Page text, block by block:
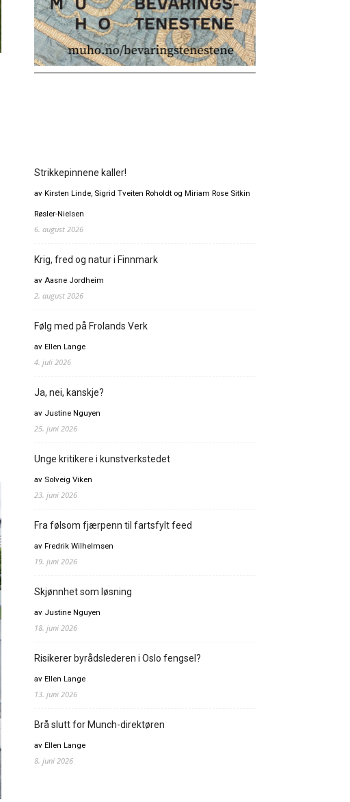
Strikkepinnene kaller!
av Kirsten Linde, Sigrid Tveiten Roholdt og Miriam Rose Sitkin
Røsler-Nielsen
6. august 2026
Krig, fred og natur i Finnmark
av Aasne Jordheim
2. august 2026
Følg med på Frolands Verk
av Ellen Lange
4. juli 2026
Ja, nei, kanskje?
av Justine Nguyen
25. juni 2026
Unge kritikere i kunstverkstedet
av Solveig Viken
23. juni 2026
Fra følsom fjærpenn til fartsfylt feed
av Fredrik Wilhelmsen
19. juni 2026
Skjønnhet som løsning
av Justine Nguyen
18. juni 2026
Risikerer byrådslederen i Oslo fengsel?
av Ellen Lange
13. juni 2026
Brå slutt for Munch-direktøren
av Ellen Lange
8. juni 2026